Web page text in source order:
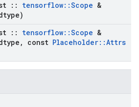
:: tensorflow::Scope &
:: tensorflow::Scope &
, const Placeholder::Attrs